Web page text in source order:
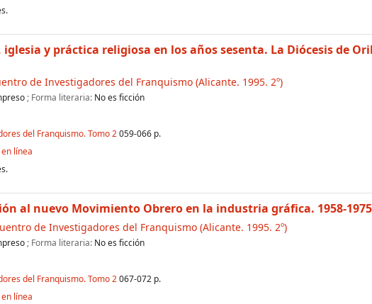
y práctica religiosa en los años sesenta. La Diócesis de
de Investigadores del Franquismo(Alicante. 1995. 2º)
; Forma literaria: No es ficción
del Franquismo. Tomo 2059-066 p.
línea
al nuevo Movimiento Obrero en la industria gráfica. 1958-1975
de Investigadores del Franquismo(Alicante. 1995. 2º)
; Forma literaria: No es ficción
del Franquismo. Tomo 2067-072 p.
línea